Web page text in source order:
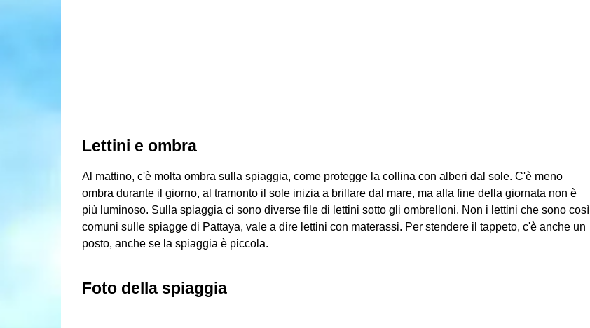
Lettini e ombra
Al mattino, c'è molta ombra sulla spiaggia, come protegge la collina con alberi dal sole. C'è meno
ombra durante il giorno, al tramonto il sole inizia a brillare dal mare, ma alla fine della giornata non è
più luminoso. Sulla spiaggia ci sono diverse file di lettini sotto gli ombrelloni. Non i lettini che sono così
comuni sulle spiagge di Pattaya, vale a dire lettini con materassi. Per stendere il tappeto, c'è anche un
posto, anche se la spiaggia è piccola.
Foto della spiaggia